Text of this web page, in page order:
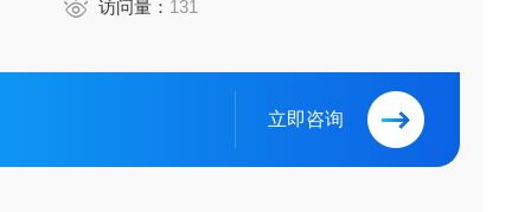
访问量： 131
立即咨询